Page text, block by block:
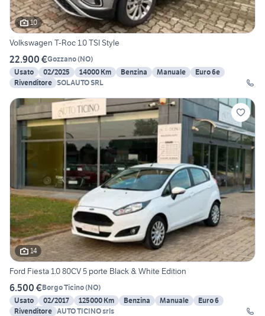
10
Volkswagen T-Roc 1.0 TSI Style
22.900 €Gozzano(NO)
Usato
02/2025 14000 Km Benzina Manuale
Euro 6e
Rivenditore SOLAUTO SRL
14
Ford Fiesta 1.0 80CV 5 porte Black & White Edition
6.500 €Borgo Ticino(NO)
Usato
02/2017 125000 Km Benzina Manuale
Euro 6
Rivenditore AUTO TICINO srls